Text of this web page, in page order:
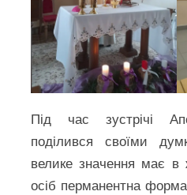
Під час зустрічі
поділився своїми
велике значення має в
осіб перманентна